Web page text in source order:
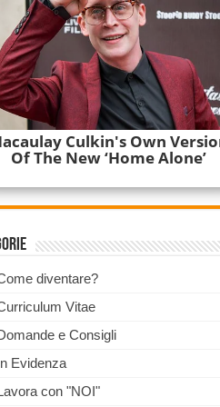
diventare?
Vitae
e Consigli
Evidenza
con "NOI"